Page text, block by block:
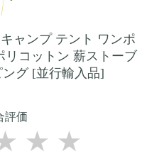
ャンプ テント ワンポ
リコットン 薪ストーブ
グ [並行輸入品]
評価
★
★